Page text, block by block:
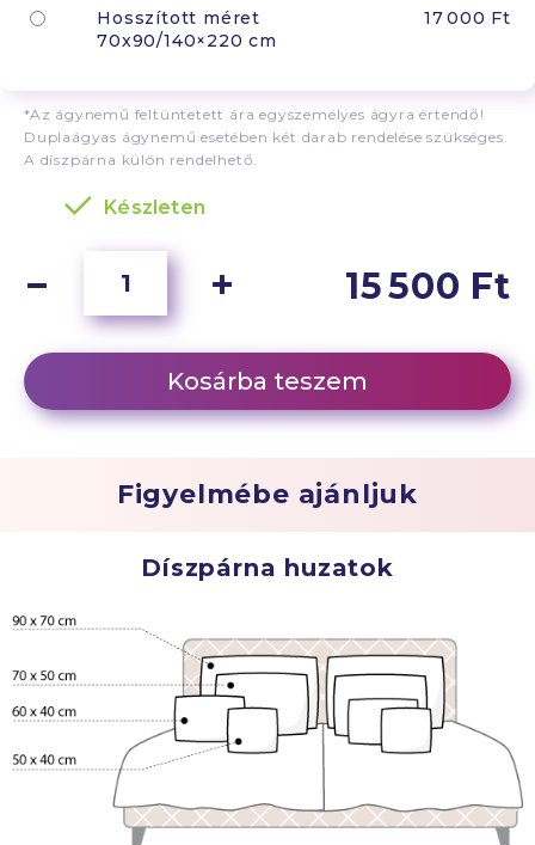
Hosszított méret
70x90/140×220 cm
17 000 Ft
*Az ágynemű feltüntetett ára egyszemélyes ágyra értendő!
Duplaágyas ágynemű esetében két darab rendelése szükséges.
A díszpárna külön rendelhető.
Készleten
15 500 Ft
Kosárba teszem
Figyelmébe ajánljuk
Díszpárna huzatok